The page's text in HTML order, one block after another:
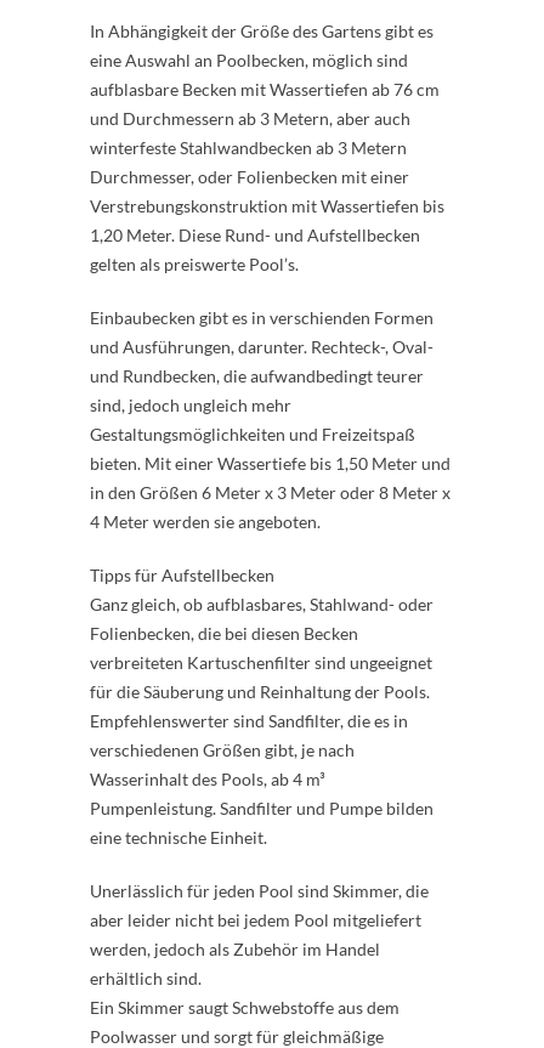
In Abhängigkeit der Größe des Gartens gibt es
eine Auswahl an Poolbecken, möglich sind
aufblasbare Becken mit Wassertiefen ab 76 cm
und Durchmessern ab 3 Metern, aber auch
winterfeste Stahlwandbecken ab 3 Metern
Durchmesser, oder Folienbecken mit einer
Verstrebungskonstruktion mit Wassertiefen bis
1,20 Meter. Diese Rund- und Aufstellbecken
gelten als preiswerte Pool’s.
Einbaubecken gibt es in verschienden Formen
und Ausführungen, darunter. Rechteck-, Oval-
und Rundbecken, die aufwandbedingt teurer
sind, jedoch ungleich mehr
Gestaltungsmöglichkeiten und Freizeitspaß
bieten. Mit einer Wassertiefe bis 1,50 Meter und
in den Größen 6 Meter x 3 Meter oder 8 Meter x
4 Meter werden sie angeboten.
Tipps für Aufstellbecken
Ganz gleich, ob aufblasbares, Stahlwand- oder
Folienbecken, die bei diesen Becken
verbreiteten Kartuschenfilter sind ungeeignet
für die Säuberung und Reinhaltung der Pools.
Empfehlenswerter sind Sandfilter, die es in
verschiedenen Größen gibt, je nach
Wasserinhalt des Pools, ab 4 m³
Pumpenleistung. Sandfilter und Pumpe bilden
eine technische Einheit.
Unerlässlich für jeden Pool sind Skimmer, die
aber leider nicht bei jedem Pool mitgeliefert
werden, jedoch als Zubehör im Handel
erhältlich sind.
Ein Skimmer saugt Schwebstoffe aus dem
Poolwasser und sorgt für gleichmäßige